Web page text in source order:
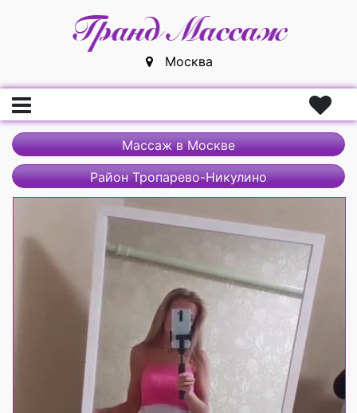
Москва
Главная
Вход
Регистрация
Массажистки
Массажисты
Массажные салоны
Массаж в Москве
Район Тропарево-Никулино